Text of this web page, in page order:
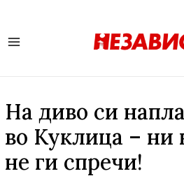
На диво си
во Куклица – ни
не ги спречи!